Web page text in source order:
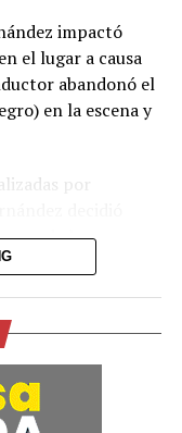
impactó
el lugar a causa
abandonó el
en la escena y
por
una de las
informó que será
sociales,
abandonado
conductor. La
oficial de